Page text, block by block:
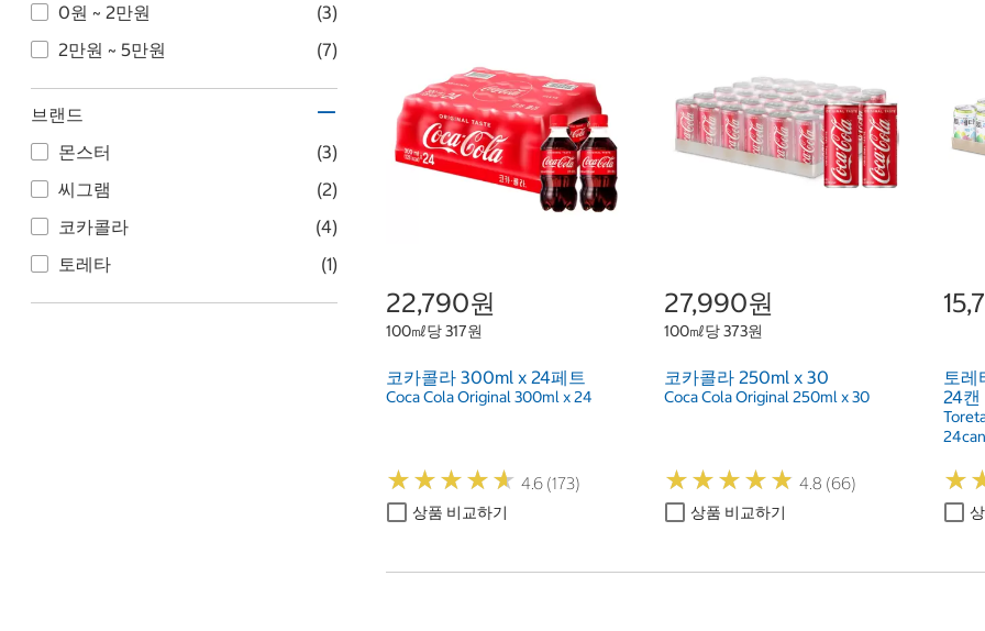
0원 ~ 2만원
(3)
2만원 ~ 5만원
(7)
브랜드
몬스터
(3)
씨그램
(2)
코카콜라
(4)
토레타
(1)
22,790원
100㎖당 317원
코카콜라 300ml x 24페트
Coca Cola Original 300ml x 24
★★★★★
★★★★★ 4.6 (173)
상품 비교하기
27,990원
100㎖당 373원
코카콜라 250ml x 30
Coca Cola Original 250ml x 30
★★★★★
★★★★★ 4.8 (66)
상품 비교하기
토레
24캔
24can
★
★